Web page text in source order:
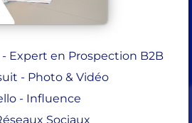
Expert en Prospection B2B
- Photo & Vidéo
- Influence
Sociaux